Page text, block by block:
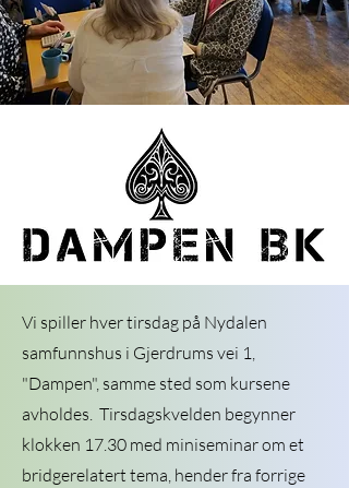
Vi spiller hver tirsdag på Nydalen
samfunnshus i Gjerdrums vei 1,
"Dampen", samme sted som kursene
avholdes. Tirsdagskvelden begynner
klokken 17.30 med miniseminar om et
bridgerelatert tema, hender fra forrige